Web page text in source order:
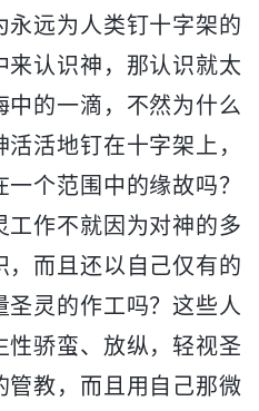
永远为人类钉十字架的
来认识神，那认识就太
的一滴，不然为什么
活地钉在十字架上，
个范围中的缘故吗？
作不就因为对神的多
而且还以自己仅有的
灵的作工吗？这些人
性骄蛮、放纵，轻视圣
管教，而且用自己那微